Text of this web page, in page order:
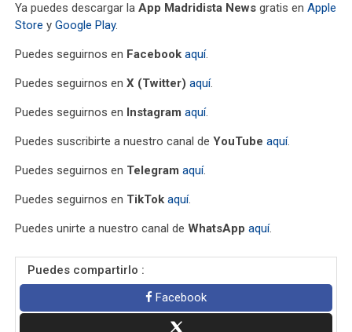
Ya puedes descargar laApp Madridista News gratis enApple
Store yGoogle Play.
Puedes seguirnos en Facebook aquí.
Puedes seguirnos enX (Twitter) aquí.
Puedes seguirnos en Instagram aquí.
Puedes suscribirte a nuestro canal deYouTube aquí.
Puedes seguirnos en Telegram aquí.
Puedes seguirnos en TikTok aquí.
Puedes unirte a nuestro canal deWhatsApp aquí.
Puedes compartirlo :
Facebook